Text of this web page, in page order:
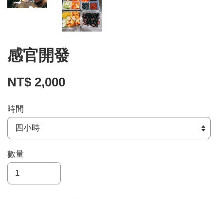
感官開發
NT$ 2,000
時間
數量